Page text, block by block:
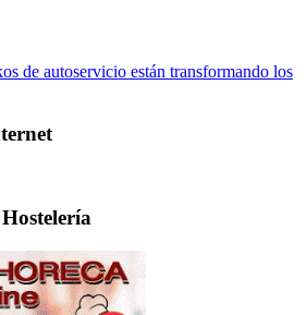
de autoservicio están transformando los